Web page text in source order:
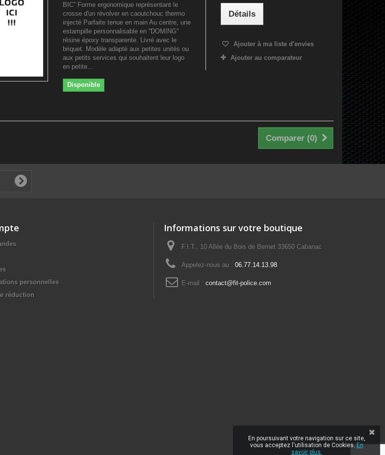
BIC'' Forme ergonomique représentant le
crosse d'un révolver en caoutchouc thermo
injecté Parfaite tenue en main Au centre, une
estampille personnalisable en ''DOMING''
résine époxy transparente. Livré avec le
briquet. Modèle adapté aux petites unités ou
aux petits services qui souhaitent leur logo
en petite...
Disponible
Détails
Ajouter à ma liste d'envies
Ajouter au comparateur
Comparer (0)
personnelles
réduction
Informations sur votre boutique
F.I.T., 10 Allée du Bois de Bernet 33650 Cabanac
Appelez-nous au : 06.77.14.13.98
E-mail : contact@fit-police.com
En poursuivant votre navigation sur ce site,
vous acceptez l'utilisation de Cookies.En
savoir plus.